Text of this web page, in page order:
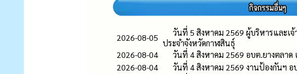
2026-08-05
วันที่ 5 สิงหาคม 2569 ผู้บริหารและเ
ประจำจังหวัดกาฬสินธุ์
2026-08-04
วันที่ 4 สิงหาคม 2569 อบต.ยางตลา
2026-08-04
วันที่ 4 สิงหาคม 2569 งานป้องกันฯ